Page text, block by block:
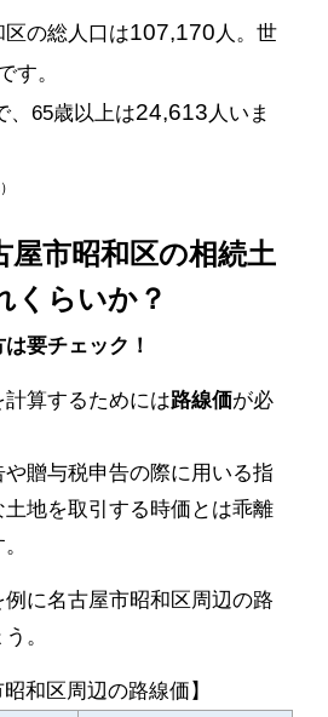
の総人口は107,170 人。世
す。
、65歳以上は24,613 人いま
市昭和区の相続土
くらいか？
要チェック！
算するためには路線価が必
贈与税申告の際に用いる指
地を取引する時価とは乖離
に名古屋市昭和区周辺の路
。
昭和区周辺の路線価】